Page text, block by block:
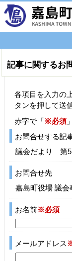
記事に関するお
各項目を入力の
タンを押して送
赤字で「※必須
お問合せする記
議会だより 第
お問合せ先
嘉島町役場 議会
お名前※必須
メールアドレス